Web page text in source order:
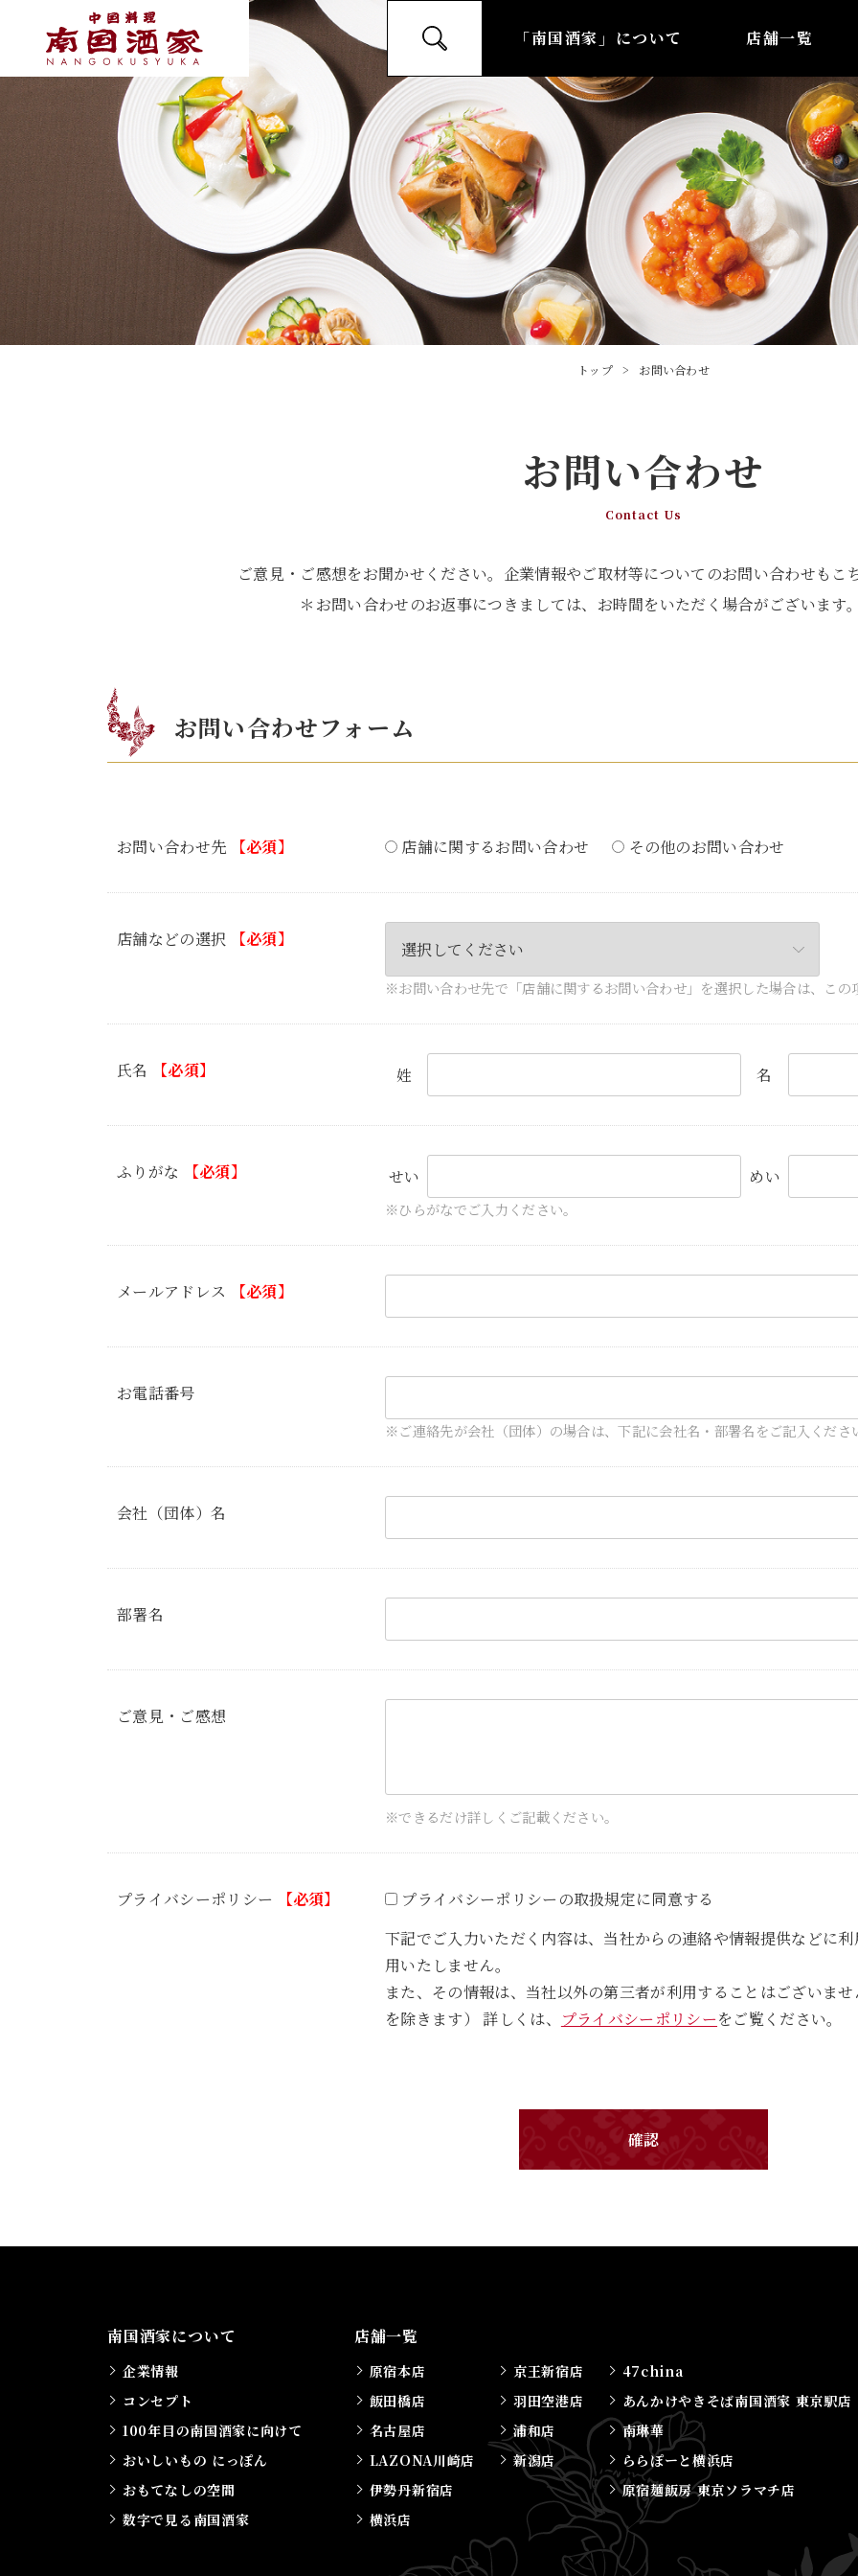
「南国酒家」について 店舗一覧
トップ お問い合わせ
お問い合わせ
Contact Us
ご意見・ご感想をお聞かせください。企業情報やご取材等についてのお問い合わせもこ
＊お問い合わせのお返事につきましては、お時間をいただく場合がございます
お問い合わせフォーム
お問い合わせ先 【必須】 店舗に関するお問い合わせ その他のお問い合わせ
店舗などの選択 【必須】
※お問い合わせ先で「店舗に関するお問い合わせ」を選択した場合は、この
氏名 【必須】 姓 名
ふりがな 【必須】 せい めい
※ひらがなでご入力ください。
メールアドレス 【必須】
お電話番号
※ご連絡先が会社（団体）の場合は、下記に会社名・部署名をご記入くだ
会社（団体）名
部署名
ご意見・ご感想
※できるだけ詳しくご記載ください。
プライバシーポリシー 【必須】
プライバシーポリシーの取扱規定に同意する
下記でご入力いただく内容は、当社からの連絡や情報提供などに
用いたしません。
また、その情報は、当社以外の第三者が利用することはございま
を除きます） 詳しくは、 プライバシーポリシーをご覧ください。
南国酒家について
企業情報
コンセプト
100年目の南国酒家に向けて
おいしいもの にっぽん
おもてなしの空間
数字で見る南国酒家
店舗一覧
原宿本店
飯田橋店
名古屋店
LAZONA川崎店
伊勢丹新宿店
横浜店
京王新宿店
羽田空港店
浦和店
新潟店
47china
あんかけやきそば南国酒家 東京駅店
南琳華
ららぽーと横浜店
原宿麺飯房 東京ソラマチ店